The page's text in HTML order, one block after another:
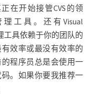
在开始接管CVS的领
工具。还有Visual
工具依赖于你的团队的
效率或最没有效率的
程序员总是会使用一
。如果你要我推荐一